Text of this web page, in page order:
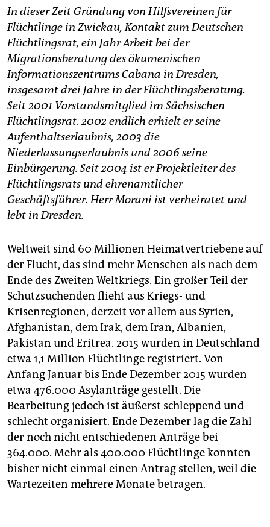
In dieser Zeit Gründung von Hilfsvereinen für
Flüchtlinge in Zwickau, Kontakt zum Deutschen
Flüchtlingsrat, ein Jahr Arbeit bei der
Migrationsberatung des ökumenischen
Informationszentrums Cabana in Dresden,
insgesamt drei Jahre in der Flüchtlingsberatung.
Seit 2001 Vorstandsmitglied im Sächsischen
Flüchtlingsrat. 2002 endlich erhielt er seine
Aufenthaltserlaubnis, 2003 die
Niederlassungserlaubnis und 2006 seine
Einbürgerung. Seit 2004 ist er Projektleiter des
Flüchtlingsrats und ehrenamtlicher
Geschäftsführer. Herr Morani ist verheiratet und
lebt in Dresden.
Weltweit sind 60 Millionen Heimatvertriebene auf
der Flucht, das sind mehr Menschen als nach dem
Ende des Zweiten Weltkriegs. Ein großer Teil der
Schutzsuchenden flieht aus Kriegs- und
Krisenregionen, derzeit vor allem aus Syrien,
Afghanistan, dem Irak, dem Iran, Albanien,
Pakistan und Eritrea. 2015 wurden in Deutschland
etwa 1,1 Million Flüchtlinge registriert. Von
Anfang Januar bis Ende Dezember 2015 wurden
etwa 476.000 Asylanträge gestellt. Die
Bearbeitung jedoch ist äußerst schleppend und
schlecht organisiert. Ende Dezember lag die Zahl
der noch nicht entschiedenen Anträge bei
364.000. Mehr als 400.000 Flüchtlinge konnten
bisher nicht einmal einen Antrag stellen, weil die
Wartezeiten mehrere Monate betragen.